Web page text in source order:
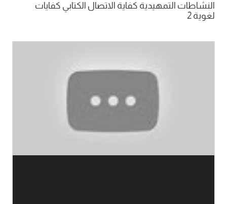
النشاطات التمهيدية كفاية الاتصال الكتابي كفايات
لغوية 2